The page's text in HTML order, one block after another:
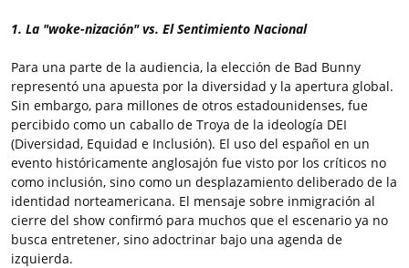
1. La "woke-nización" vs. El Sentimiento Nacional
Para una parte de la audiencia, la elección de Bad Bunny
representó una apuesta por la diversidad y la apertura global.
Sin embargo, para millones de otros estadounidenses, fue
percibido como un caballo de Troya de la ideología DEI
(Diversidad, Equidad e Inclusión). El uso del español en un
evento históricamente anglosajón fue visto por los críticos no
como inclusión, sino como un desplazamiento deliberado de la
identidad norteamericana. El mensaje sobre inmigración al
cierre del show confirmó para muchos que el escenario ya no
busca entretener, sino adoctrinar bajo una agenda de
izquierda.